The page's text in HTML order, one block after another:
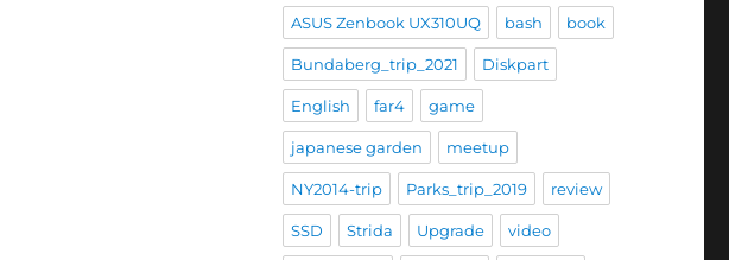
ASUS Zenbook UX310UQ bash book
Bundaberg_trip_2021 Diskpart
English far4 game
japanese garden meetup
NY2014-trip Parks_trip_2019 review
SSD Strida Upgrade video